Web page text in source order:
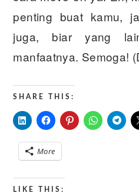
penting buat kamu,
juga, biar yang
manfaatnya. Semoga!
SHARE THIS:
More
LIKE THIS: